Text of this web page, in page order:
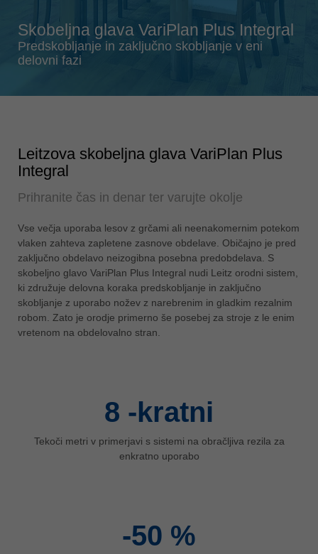
Slovenija
english
Việt Nam
tiếng việt
中国
中文
ประเทศไทย
Skobeljna glava VariPlan Plus Integral
Predskobljanje in zaključno skobljanje v eni
delovni fazi
Leitzova skobeljna glava VariPlan Plus
Integral
Prihranite čas in denar ter varujte okolje
Vse večja uporaba lesov z grčami ali neenakomernim potekom
vlaken zahteva zapletene zasnove obdelave. Običajno je pred
zaključno obdelavo neizogibna posebna predobdelava. S
skobeljno glavo VariPlan Plus Integral nudi Leitz orodni sistem,
ki združuje delovna koraka predskobljanje in zaključno
skobljanje z uporabo nožev z narebrenim in gladkim rezalnim
robom. Zato je orodje primerno še posebej za stroje z le enim
vretenom na obdelovalno stran.
8 -kratni
Tekoči metri v primerjavi s sistemi na obračljiva rezila za
enkratno uporabo
-50 %